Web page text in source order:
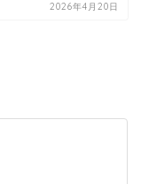
2026年4月20日